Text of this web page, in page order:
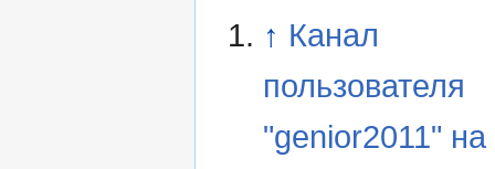
↑ Канал
пользователя
"genior2011" на